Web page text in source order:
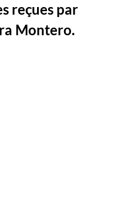
reçues par
Montero.